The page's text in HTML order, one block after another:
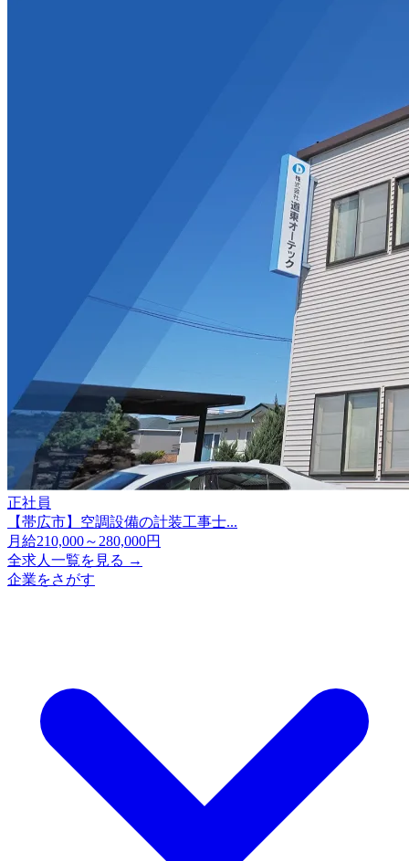
正社員
【帯広市】空調設備の計装工事士...
月給210,000～280,000円
全求人一覧を見る →
企業をさがす